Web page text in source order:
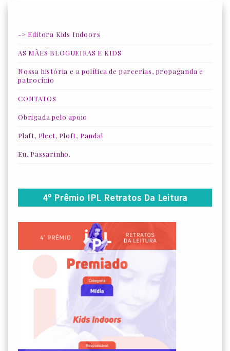
-> Editora Kids Indoors
AS MÃES BLOGUEIRAS E KIDS
Nossa história e a política de parcerias, propaganda e
patrocínio
CONTATOS
Obrigada pelo apoio
Plaft, Plect, Ploft, Panda!
Eu, Passarinho.
4º Prêmio IPL Retratos Da Leitura